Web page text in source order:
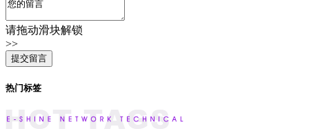
请拖动滑块解锁
>>
热门标签